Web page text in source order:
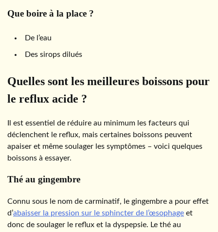
Que boire à la place ?
De l’eau
Des sirops dilués
Quelles sont les meilleures boissons pour
le reflux acide ?
Il est essentiel de réduire au minimum les facteurs qui
déclenchent le reflux, mais certaines boissons peuvent
apaiser et même soulager les symptômes – voici quelques
boissons à essayer.
Thé au gingembre
Connu sous le nom de carminatif, le gingembre a pour effet
d’abaisser la pression sur le sphincter de l’œsophage et
donc de soulager le reflux et la dyspepsie. Le thé au